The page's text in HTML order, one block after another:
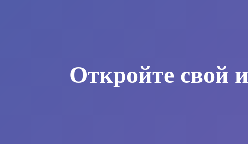
Откройте свой